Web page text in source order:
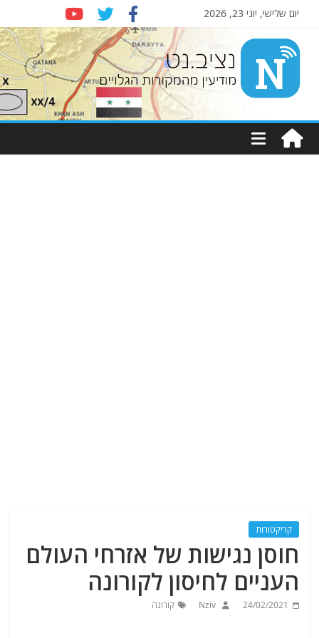
יום שלישי, יוני 23, 2026
Nziv.net
מודיעין
מהמקורות
קריקטורות
חוסן נגישות של אזרחי העולם
העניים לחיסון לקורונה
24/02/2021
Nziv קורונה